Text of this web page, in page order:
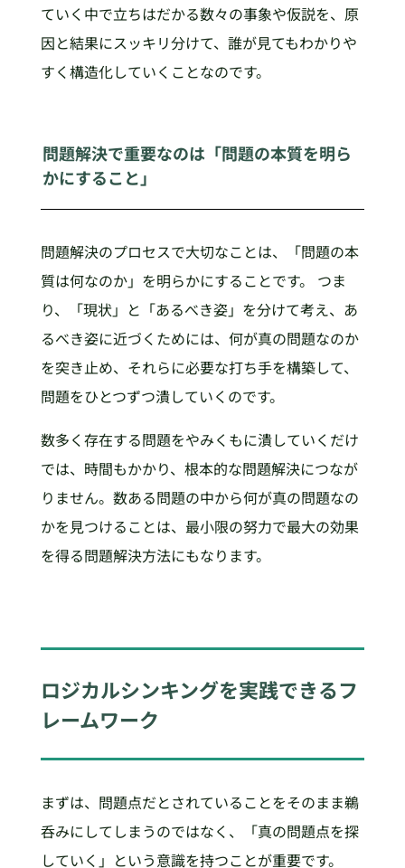
ていく中で立ちはだかる数々の事象や仮説を、原
因と結果にスッキリ分けて、誰が見てもわかりや
すく構造化していくことなのです。
問題解決で重要なのは「問題の本質を明ら
かにすること」
問題解決のプロセスで大切なことは、「問題の本
質は何なのか」を明らかにすることです。 つま
り、「現状」と「あるべき姿」を分けて考え、あ
るべき姿に近づくためには、何が真の問題なのか
を突き止め、それらに必要な打ち手を構築して、
問題をひとつずつ潰していくのです。
数多く存在する問題をやみくもに潰していくだけ
では、時間もかかり、根本的な問題解決につなが
りません。数ある問題の中から何が真の問題なの
かを見つけることは、最小限の努力で最大の効果
を得る問題解決方法にもなります。
ロジカルシンキングを実践できるフ
レームワーク
まずは、問題点だとされていることをそのまま鵜
呑みにしてしまうのではなく、「真の問題点を探
していく」という意識を持つことが重要です。